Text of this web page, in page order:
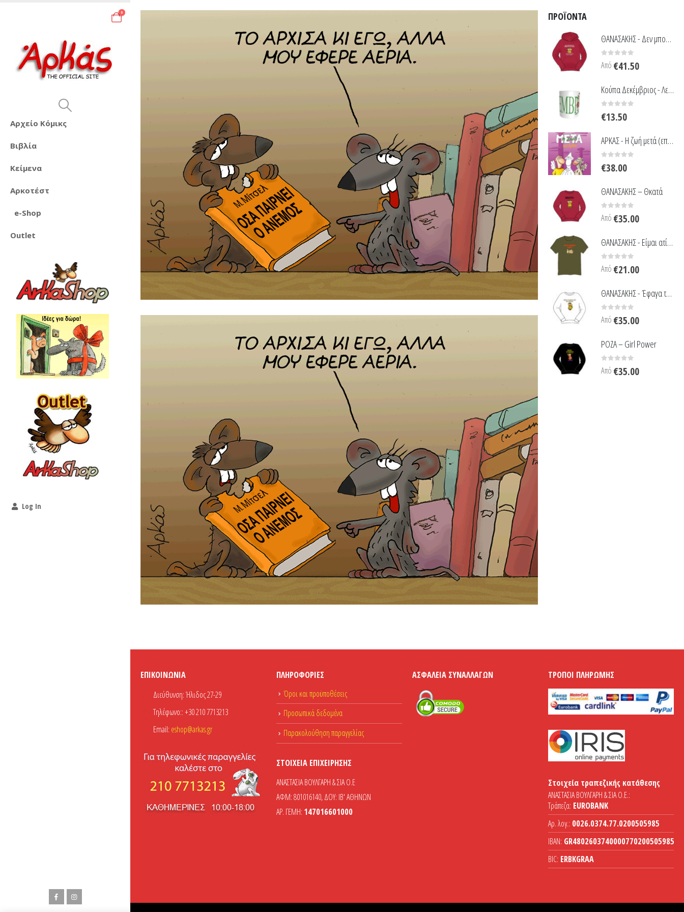
0
Αρχείο Κόμικς
Βιβλία
Κείμενα
Αρκοτέστ
e-Shop
Outlet
Log In
ΠΡΟΪΌΝΤΑ
ΘΑΝΑΣΑΚΗΣ - Δεν μπορούμε να αρέθουμε θε όλουθ
0 out of 5
Από €41.50
Κούπα Δεκέμβριος - Λευκή
€13.50
ΑΡΚΑΣ - Η ζωή μετά (επίτομο)
€38.00
ΘΑΝΑΣΑΚΗΣ – Θκατά
0 out of 5
Από €35.00
ΘΑΝΑΣΑΚΗΣ - Είμαι ατίθαθο μωρό
0 out of 5
Από €21.00
ΘΑΝΑΣΑΚΗΣ - Έφαγα τα νιάτα μου
0 out of 5
Από €35.00
ΡΟΖΑ – Girl Power
0 out of 5
Από €35.00
ΕΠΙΚΟΙΝΩΝΊΑ
Διεύθυνση:Ήλιδος 27-29
Τηλέφωνο::+30 210 7713213
Email: eshop@arkas.gr
ΠΛΗΡΟΦΟΡΊΕΣ
Όροι και προϋποθέσεις
Προσωπικά δεδομένα
Παρακολούθηση παραγγελίας
ΣΤΟΙΧΕΊΑ ΕΠΙΧΕΊΡΗΣΗΣ
ΑΝΑΣΤΑΣΙΑ ΒΟΥΛΓΑΡΗ & ΣΙΑ Ο.Ε
ΑΦΜ: 801016140, ΔΟΥ: ΙΒ' ΑΘΗΝΩΝ
ΑΡ. ΓΕΜΗ: 147016601000
ΑΣΦΆΛΕΙΑ ΣΥΝΑΛΛΑΓΏΝ ΤΡΌΠΟΙ ΠΛΗΡΩΜΉΣ
Στοιχεία τραπεζικής κατάθεσης
ΑΝΑΣΤΑΣΙΑ ΒΟΥΛΓΑΡΗ & ΣΙΑ Ο.Ε.:
Τράπεζα: EUROBANK
Αρ. λογ.: 0026.0374.77.0200505985
IBAN: GR4802603740000770200505985
BIC: ERBKGRAA